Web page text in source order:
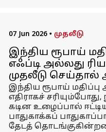
07 Jun 2026 • முதலீடு
இந்திய ரூபாய்
எஃப்டி அல்லது
முதலீடு செய்தால்
இந்திய ரூபாய் மதிப்பு
எதிராகச்
கடின உழைப்பால்
பாதுகாக்கப்
தேடத்